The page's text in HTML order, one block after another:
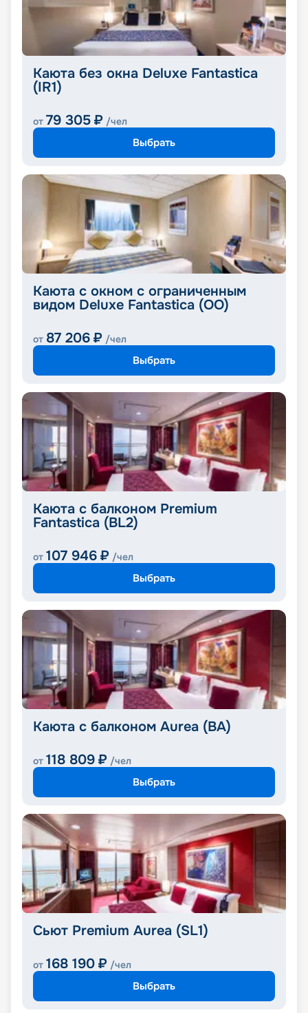
Каюта без окна Deluxe Fantastica
(IR1)
от 79 305 ₽ /чел
Выбрать
Каюта с окном с ограниченным
видом Deluxe Fantastica (OO)
от 87 206 ₽ /чел
Выбрать
Каюта с балконом Premium
Fantastica (BL2)
от 107 946 ₽ /чел
Выбрать
Каюта с балконом Aurea (BA)
от 118 809 ₽ /чел
Выбрать
Сьют Premium Aurea (SL1)
от 168 190 ₽ /чел
Выбрать